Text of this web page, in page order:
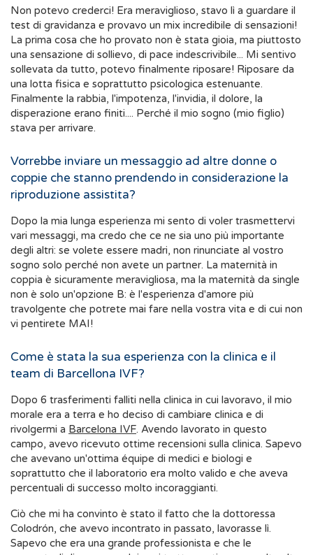
Non potevo crederci! Era meraviglioso, stavo lì a guardare il
test di gravidanza e provavo un mix incredibile di sensazioni!
La prima cosa che ho provato non è stata gioia, ma piuttosto
una sensazione di sollievo, di pace indescrivibile... Mi sentivo
sollevata da tutto, potevo finalmente riposare! Riposare da
una lotta fisica e soprattutto psicologica estenuante.
Finalmente la rabbia, l'impotenza, l'invidia, il dolore, la
disperazione erano finiti.... Perché il mio sogno (mio figlio)
stava per arrivare.
Vorrebbe inviare un messaggio ad altre donne o
coppie che stanno prendendo in considerazione la
riproduzione assistita?
Dopo la mia lunga esperienza mi sento di voler trasmettervi
vari messaggi, ma credo che ce ne sia uno più importante
degli altri: se volete essere madri, non rinunciate al vostro
sogno solo perché non avete un partner. La maternità in
coppia è sicuramente meravigliosa, ma la maternità da single
non è solo un'opzione B: è l'esperienza d'amore più
travolgente che potrete mai fare nella vostra vita e di cui non
vi pentirete MAI!
Come è stata la sua esperienza con la clinica e il
team di Barcellona IVF?
Dopo 6 trasferimenti falliti nella clinica in cui lavoravo, il mio
morale era a terra e ho deciso di cambiare clinica e di
rivolgermi a Barcelona IVF. Avendo lavorato in questo
campo, avevo ricevuto ottime recensioni sulla clinica. Sapevo
che avevano un'ottima équipe di medici e biologi e
soprattutto che il laboratorio era molto valido e che aveva
percentuali di successo molto incoraggianti.
Ciò che mi ha convinto è stato il fatto che la dottoressa
Colodrón, che avevo incontrato in passato, lavorasse lì.
Sapevo che era una grande professionista e che le